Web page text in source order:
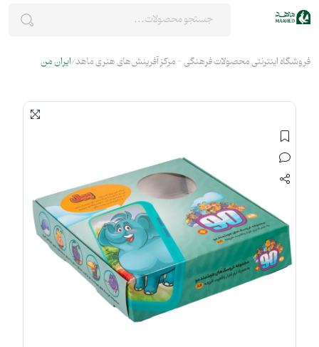
فروشگاه اینترنتی محصولات فرهنگی - مرکز آفرینش‌های هنری ماهد ایران من